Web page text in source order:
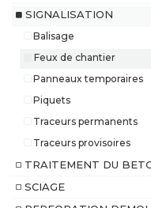
SIGNALISATION
Balisage
Feux de chantier
Panneaux temporaires
Piquets
Traceurs permanents
Traceurs provisoires
TRAITEMENT DU
SCIAGE